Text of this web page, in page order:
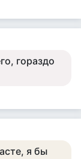
гораздо
я бы